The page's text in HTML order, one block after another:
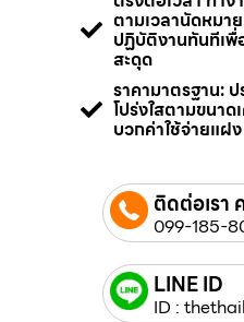
ตามเวลานัดหม
ปฏิบัติงานทันทีเพื่
สะดุด
ราคามาตรฐาน: ป
โปร่งใสตามขนาด
บวกค่าใช้จ่ายแฝง
ติดต่อเรา
099-185-
LINE ID
ID :